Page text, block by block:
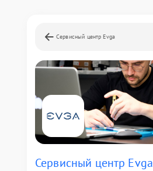
Сервисный центр Evga
Сервисный центр Evga